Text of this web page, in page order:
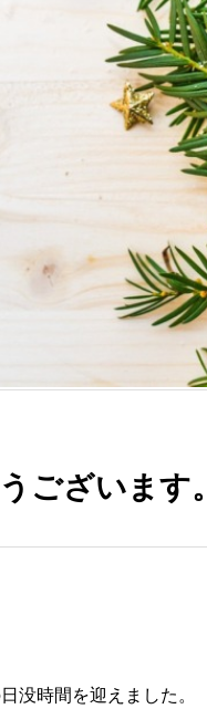
ございます。
没時間を迎えました。